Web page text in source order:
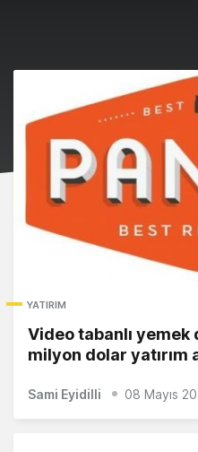
YATIRIM
Video tabanlı yemek
milyon dolar yatırım
Sami Eyidilli 08 Mayıs